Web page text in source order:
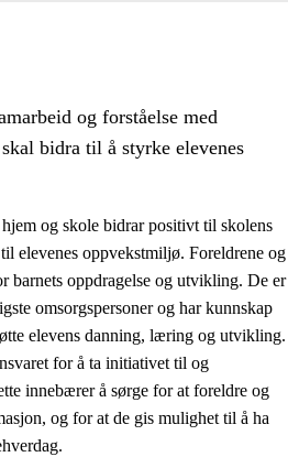
praksis
og forståelse med
bidra til å styrke elevenes
og skole bidrar positivt til skolens
elevenes oppvekstmiljø. Foreldrene og
barnets oppdragelse og utvikling. De er
omsorgspersoner og har kunnskap
elevens danning, læring og utvikling.
for å ta initiativet til og
innebærer å sørge for at foreldre og
og for at de gis mulighet til å ha